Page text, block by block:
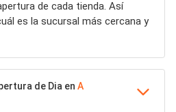
de cada tienda. Así
es la sucursal más cercana y
de Dia en A